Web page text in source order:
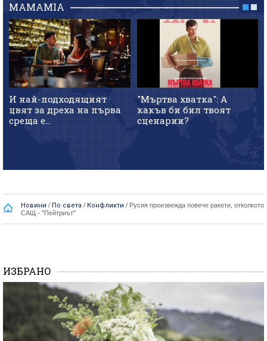
MAMAMIA
И най-подходящият
цвят за дреха на първа
среща е...
"Мъртва хватка": А
какъв би бил твоят
сценарии?
Новини / По света / Конфликти / Русия произвежда повече ракети, отколкото
САЩ - "Пейтриът"
ИЗБРАНО